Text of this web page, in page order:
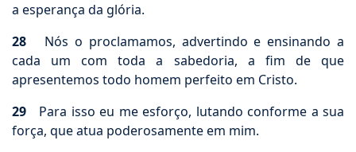
a esperança da glória.
28 Nós o proclamamos, advertindo e ensinando a
cada um com toda a sabedoria, a fim de que
apresentemos todo homem perfeito em Cristo.
29 Para isso eu me esforço, lutando conforme a sua
força, que atua poderosamente em mim.